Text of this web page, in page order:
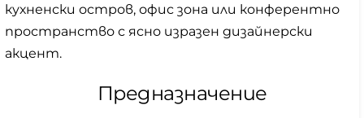
кухненски остров, офис зона или конферентно
пространство с ясно изразен дизайнерски
акцент.
Предназначение